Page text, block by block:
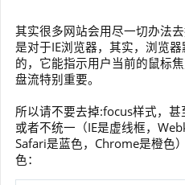
其实很多网站会用尽一切办法
是对于IE浏览器，其实，浏览
的，它能指示用户当前的鼠标
盘流特别重要。
所以请不要去掉:focus样式，
或者不统一（IE是虚线框，
Safari是蓝色，Chrome是橙色
色：